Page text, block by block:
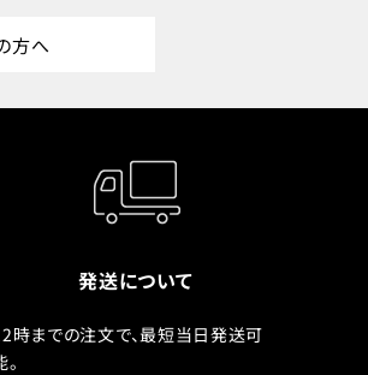
方へ
発送について
時までの注文で、最短当日発送可